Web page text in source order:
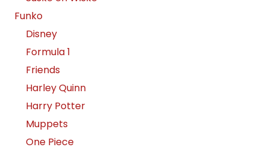
Funko
Disney
Formula 1
Friends
Harley Quinn
Harry Potter
Muppets
One Piece